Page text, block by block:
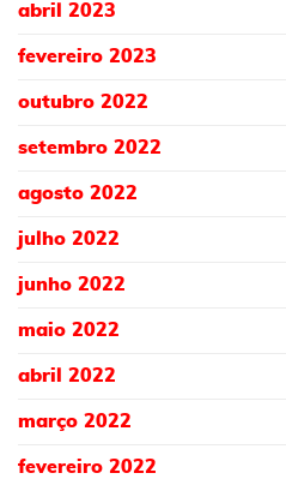
abril 2023
fevereiro 2023
outubro 2022
setembro 2022
agosto 2022
julho 2022
junho 2022
maio 2022
abril 2022
março 2022
fevereiro 2022